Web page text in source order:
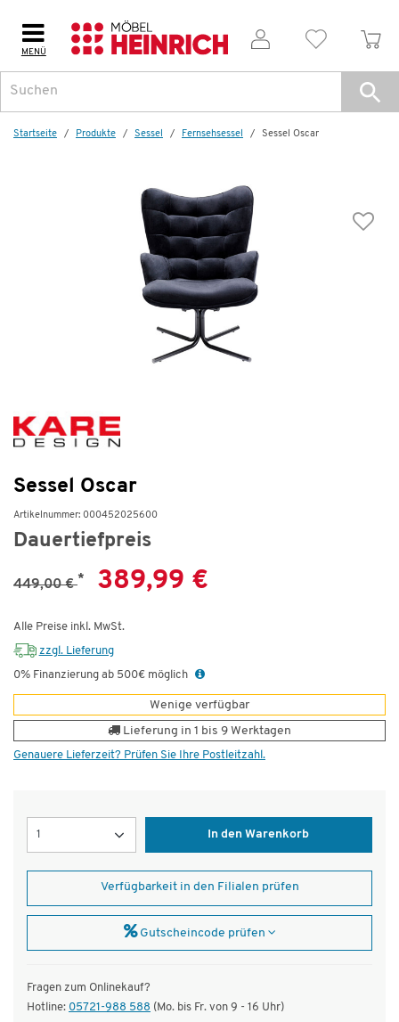
MENÜ
Startseite Produkte Sessel Fernsehsessel Sessel Oscar
Sessel Oscar
Artikelnummer: 000452025600
Dauertiefpreis
449,00 €* 389,99 €
Alle Preise inkl. MwSt.
zzgl. Lieferung
0% Finanzierung ab 500€ möglich
Wenige verfügbar
Lieferung in 1 bis 9 Werktagen
Genauere Lieferzeit? Prüfen Sie Ihre Postleitzahl.
In den Warenkorb
Verfügbarkeit in den Filialen prüfen
Gutscheincode prüfen
Fragen zum Onlinekauf?
Hotline: 05721-988 588 (Mo. bis Fr. von 9 - 16 Uhr)